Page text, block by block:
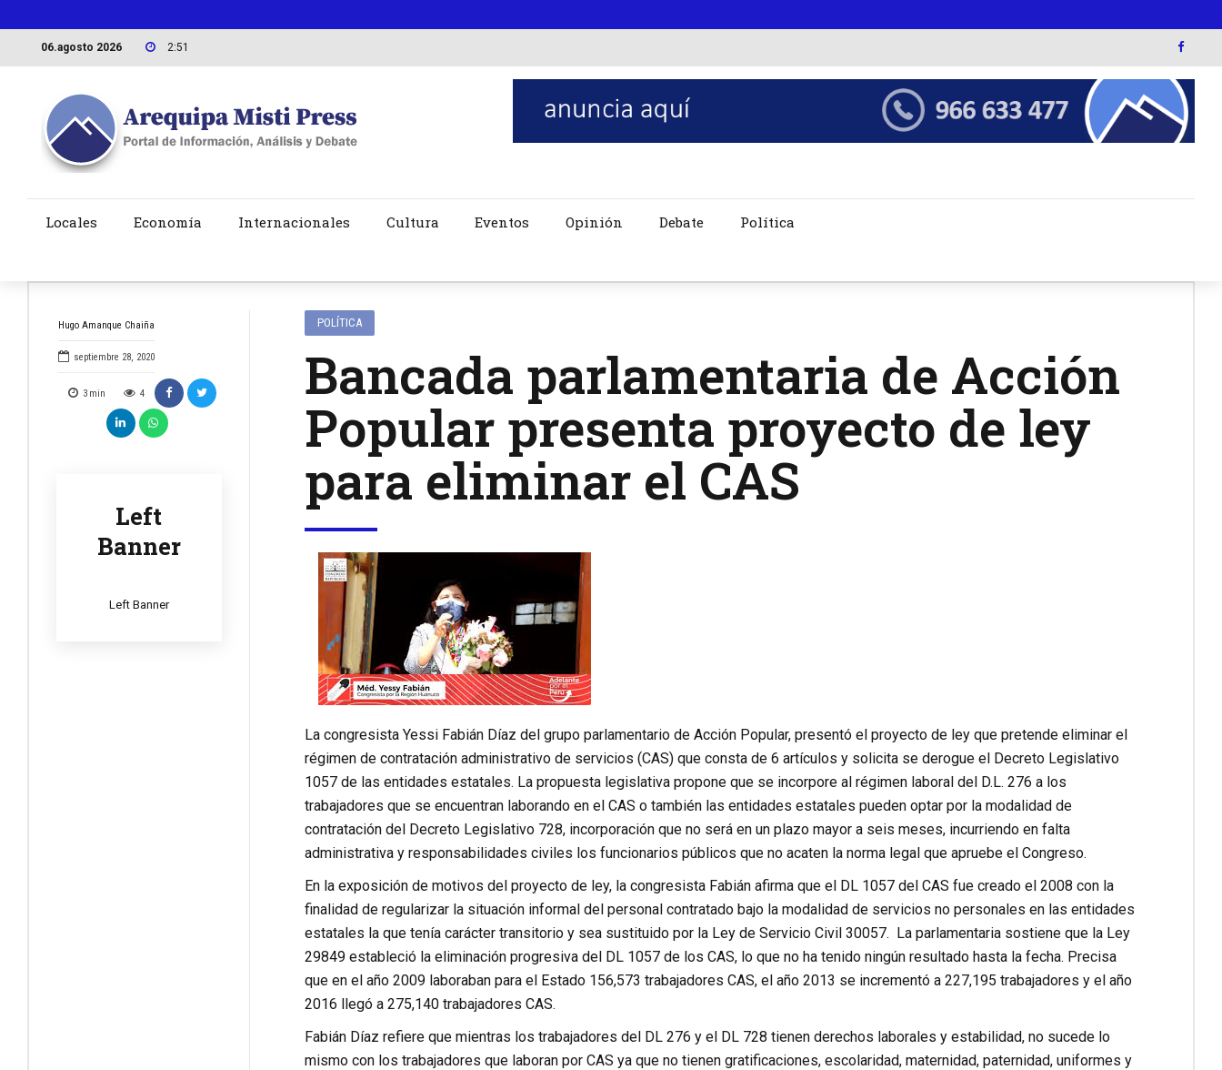
06.agosto 2026 2:51
Locales Economía Internacionales Cultura Eventos Opinión Debate Política
Hugo Amanque Chaiña
septiembre 28, 2020
3 min 4
Left
Banner
Left Banner
POLÍTICA
Bancada parlamentaria de Acción
Popular presenta proyecto de ley
para eliminar el CAS
La congresista Yessi Fabián Díaz del grupo parlamentario de Acción Popular, presentó el proyecto de ley que pretende eliminar el
régimen de contratación administrativo de servicios (CAS) que consta de 6 artículos y solicita se derogue el Decreto Legislativo
1057 de las entidades estatales. La propuesta legislativa propone que se incorpore al régimen laboral del D.L. 276 a los
trabajadores que se encuentran laborando en el CAS o también las entidades estatales pueden optar por la modalidad de
contratación del Decreto Legislativo 728, incorporación que no será en un plazo mayor a seis meses, incurriendo en falta
administrativa y responsabilidades civiles los funcionarios públicos que no acaten la norma legal que apruebe el Congreso.
En la exposición de motivos del proyecto de ley, la congresista Fabián afirma que el DL 1057 del CAS fue creado el 2008 con la
finalidad de regularizar la situación informal del personal contratado bajo la modalidad de servicios no personales en las entidades
estatales la que tenía carácter transitorio y sea sustituido por la Ley de Servicio Civil 30057. La parlamentaria sostiene que la Ley
29849 estableció la eliminación progresiva del DL 1057 de los CAS, lo que no ha tenido ningún resultado hasta la fecha. Precisa
que en el año 2009 laboraban para el Estado 156,573 trabajadores CAS, el año 2013 se incrementó a 227,195 trabajadores y el año
2016 llegó a 275,140 trabajadores CAS.
Fabián Díaz refiere que mientras los trabajadores del DL 276 y el DL 728 tienen derechos laborales y estabilidad, no sucede lo
mismo con los trabajadores que laboran por CAS ya que no tienen gratificaciones, escolaridad, maternidad, paternidad, uniformes y